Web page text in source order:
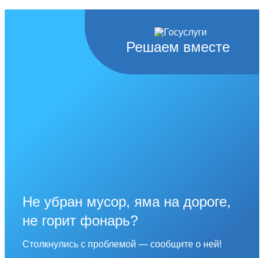
Решаем вместе
Не убран мусор, яма на дороге,
не горит фонарь?
Столкнулись с проблемой — сообщите о ней!